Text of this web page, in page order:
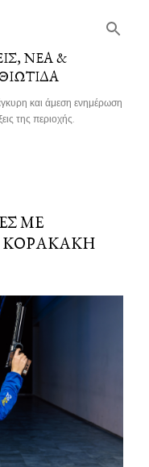
ΝΈΑ &
και άμεση ενημέρωση
της περιοχής.
ΜΕ